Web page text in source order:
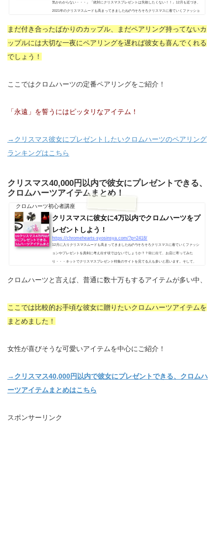
気かわからない・・・」「絶対にクリスマスプレゼントは失敗したくない！！」12月も近づき、
2021年のクリスマスムードも高まってきましたね(^-^)そろそろクリスマスに着ていくファッショ
ーツリングを彼女に贈りたい！」と思ってる人はそろそろ購入しておくのをオススメします！ネ
まだ付き合ったばかりのカップル、まだペアリング持ってないカ
ップルには大切な一夜にペアリングを遅れば彼女も喜んでくれる
でしょう！
ここではクロムハーツの定番ペアリングをご紹介！
「永遠」を誓うにはピッタリなアイテム！
→クリスマス彼女にプレゼントしたいクロムハーツのペアリング
ランキングはこちら
クリスマス40,000円以内で彼女にプレゼントできる、
クロムハーツアイテムまとめ！
クロムハーツ初心者講座
クリスマスに彼女に4万以内でクロムハーツをプ
レゼントしよう！
https://chromehearts-syosinsya.com/?p=2418/
12月に入りクリスマスムードも高まってきましたね(^-^)そろそろクリスマスに着ていくファッシ
ョンやプレゼントを真剣に考え出す頃ではないでしょうか？？街に出て、お店に寄ってみた
り・・・ネットでクリスマスプレゼント特集のサイトを見てる人も多いと思います。そして、
ススメしますよ！ネットの正規店だと最短で1週間かかったり、直営店が近くにある人でも在庫
クロムハーツと言えば、普通に数十万もするアイテムが多い中、
ここでは比較的お手頃な彼女に贈りたいクロムハーツアイテムを
まとめました！
女性が喜びそうな可愛いアイテムを中心にご紹介！
→クリスマス40,000円以内で彼女にプレゼントできる、クロムハ
ーツアイテムまとめはこちら
スポンサーリンク